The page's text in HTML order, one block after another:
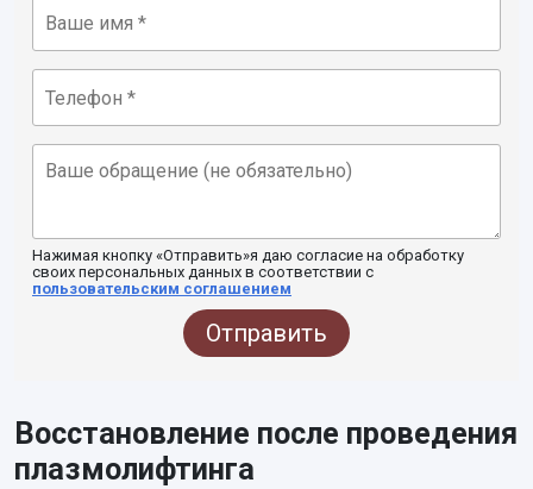
Нажимая кнопку «Отправить»я даю согласие на обработку
своих персональных данных в соответствии с
пользовательским соглашением
Отправить
Восстановление после проведения
плазмолифтинга